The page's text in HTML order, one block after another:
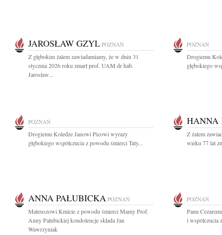
JAROSŁAW GZYL POZNAŃ
Z głębokim żalem zawiadamiamy, że w dniu 31
stycznia 2026 roku zmarł prof. UAM dr hab.
Jarosław...
POZNAŃ
Drogiemu
głębokiego
POZNAŃ
Drogiemu Koledze Janowi Picowi wyrazy
głębokiego współczucia z powodu śmierci Taty...
HANNA
Z żalem
wieku 77 lat
ANNA PAŁUBICKA POZNAŃ
Mateuszowi Kmicie z powodu śmierci Mamy Prof.
Anny Pałubickiej kondolencje składa Jan
Wawrzyniak
POZNAŃ
Panu
i współczucia